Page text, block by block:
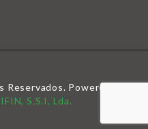
Powered &
S.S.I, Lda.